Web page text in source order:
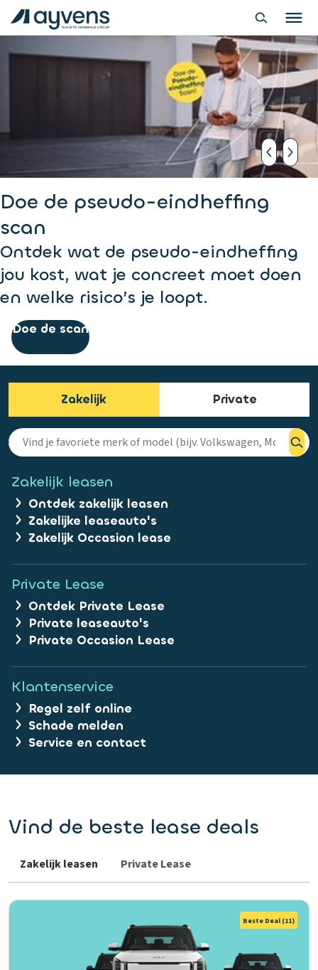
Doe de pseudo-eindheffing
scan
Ontdek wat de pseudo-eindheffing
jou kost, wat je concreet moet doen
en welke risico’s je loopt.
Doe de scan
Zakelijk Private
Zakelijk leasen
Ontdek zakelijk leasen
Zakelijke leaseauto's
Zakelijk Occasion lease
Private Lease
Ontdek Private Lease
Private leaseauto's
Private Occasion Lease
Klantenservice
Regel zelf online
Schade melden
Service en contact
Vind de beste lease deals
Zakelijk leasen Private Lease
Beste Deal (11)